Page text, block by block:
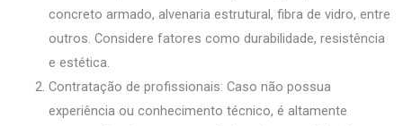
concreto armado, alvenaria estrutural, fibra de vidro, entre
outros. Considere fatores como durabilidade, resistência
e estética.
Contratação de profissionais: Caso não possua
experiência ou conhecimento técnico, é altamente